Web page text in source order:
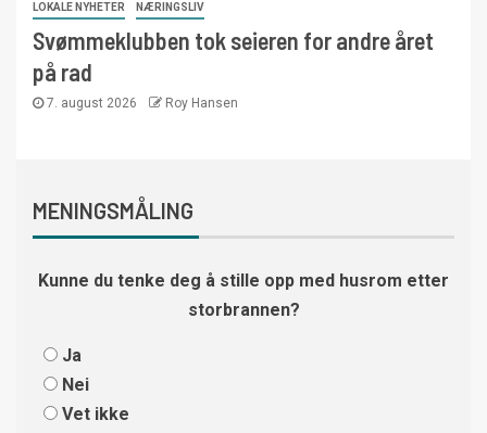
LOKALE NYHETER NÆRINGSLIV
Svømmeklubben tok seieren for andre året
på rad
7. august 2026 Roy Hansen
MENINGSMÅLING
Kunne du tenke deg å stille opp med husrom etter
storbrannen?
Ja
Nei
Vet ikke